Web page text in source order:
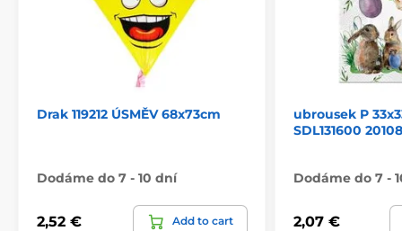
Drak 119212 ÚSMĚV 68x73cm
Dodáme do 7 - 10 dní
2,52 € Add to cart
ubrousek P
SDL131600
Dodáme do 7 -
2,07 €